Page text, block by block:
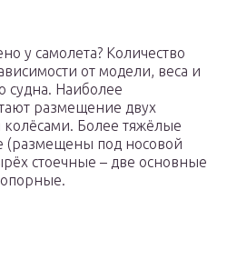
у самолета? Количество
от модели, веса и
судна. Наиболее
размещение двух
колёсами. Более тяжёлые
(размещены под носовой
стоечные – две основные
опорные.